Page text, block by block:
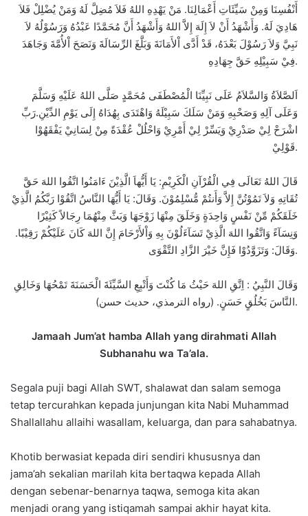
أَنْفُسِنَا وَمِنْ سَيِّئَاتِ أَعْمَالِنَا. مَنْ يَهْدِهِ اللهُ فَلاَ مُضِلَّ لَهُ وَمَنْ يُضْلِلْ فَلاَ
هَادِيَ لَهُ. وَأَشْهَدُ أَنْ لاَ إِلَهَ إِلاَّ اللهُ وَأَشْهَدُ أَنَّ مُحَمَّدًا عَبْدُهُ وَرَسُوْلُهُ لاَ
نَبِيَّ وَلاَ رَسُوْلَ بَعْدَهُ، قَدْ أَدَّى اْلأَمَانَةَ وَبَلَّغَ الرِّسَالَةَ وَنَصَحَ اْلأُمَّةَ وَجَاهَدَ
فِيْ سَبِيْلِهِ حَقَّ جِهَادِهِ.
اَلصَّلاَةُ وَالسَّلاَمُ عَلَى نَبِيِّنَا الْمُصْطَفَى مُحَمَّدٍ صَلَّى اللهُ عَلَيْهِ وَسَلَّمَ
وَعَلَى آلِهِ وَصَحْبِهِ وَمَنْ سَلَكَ سَبِيْلَهُ وَاهْتَدَى بِهُدَاهُ إِلَى يَوْمِ الدِّيْنِ.رَبِّ
اشْرَحْ لِيْ صَدْرِيْ وَيَسِّرْ لِيْ أَمْرِيْ وَاحْلُلْ عُقْدَةً مِنْ لِسَانِيْ يَفْقَهُوْا
قَوْلِيْ.
قَالَ اللهُ تَعَالَى فِي الْقُرْآنِ الْكَرِيْمِ: يَا أَيُّهاَ الَّذِيْنَ ءَامَنُوا اتَّقُوا اللهَ حَقَّ
تُقَاتِهِ وَلاَ تَمُوْتُنَّ إِلاَّ وَأَنتُمْ مُّسْلِمُوْنَ. وَقَالَ: يَا أَيُّهَا النَّاسُ اتَّقُوْا رَبَّكُمُ الَّذِيْ
خَلَقَكُمْ مِّنْ نَفْسٍ وَاحِدَةٍ وَخَلَقَ مِنْهَا زَوْجَهَا وَبَثَّ مِنْهُمَا رِجَالاً كَثِيْرًا
وَنِسَآءً وَاتَّقُوا اللهَ الَّذِيْ تَسَآءَلُوْنَ بِهِ وَاْلأَرْحَامَ إِنَّ اللهَ كَانَ عَلَيْكُمْ رَقِيْبًا.
وَقَالَ: وَتَزَوَّدُوْا فَإِنَّ خَيْرَ الزَّادِ التَّقْوَى.
وَقَالَ النَّبِيُ : اِتَّقِ اللهَ حَيْثُ مَا كُنْتَ وَأَتْبِعِ السَّيِّئَةَ الْحَسَنَةَ تَمْحُهَا وَخَالِقِ
النَّاسَ بَخُلُقٍ حَسَنٍ. (رواه الترمذي، حديث حسن).
Jamaah Jum’at hamba Allah yang dirahmati Allah
Subhanahu wa Ta’ala.
Segala puji bagi Allah SWT, shalawat dan salam semoga
tetap tercurahkan kepada junjungan kita Nabi Muhammad
Shallallahu allaihi wasallam, keluarga, dan para sahabatnya.
Khotib berwasiat kepada diri sendiri khususnya dan
jama’ah sekalian marilah kita bertaqwa kepada Allah
dengan sebenar-benarnya taqwa, semoga kita akan
menjadi orang yang istiqamah sampai akhir hayat kita.